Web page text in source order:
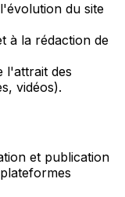
du site
à la rédaction de
l'attrait des
vidéos).
et publication